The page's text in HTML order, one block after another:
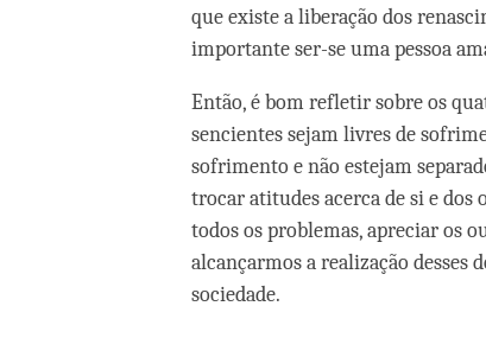
que existe a liberação dos
importante ser-se uma pessoa
Então, é bom refletir sobre os
sencientes sejam livres de
sofrimento e não estejam
trocar atitudes acerca de si e dos
todos os problemas, apreciar os
alcançarmos a realização desses
sociedade.